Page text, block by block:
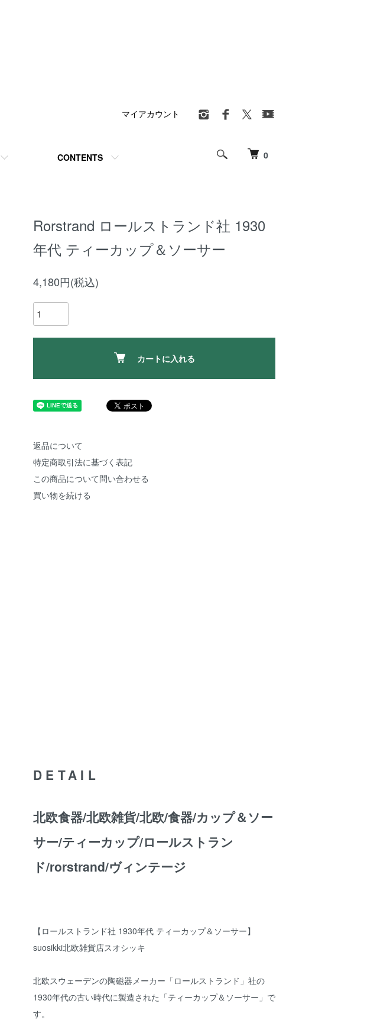
0
CONTENTS
マイアカウント
Rorstrand ロールストランド社 1930
年代 ティーカップ＆ソーサー
4,180円(税込)
カートに入れる
返品について
特定商取引法に基づく表記
この商品について問い合わせる
買い物を続ける
DETAIL
北欧食器/北欧雑貨/北欧/食器/カップ＆ソー
サー/ティーカップ/ロールストラン
ド/rorstrand/ヴィンテージ
【ロールストランド社 1930年代 ティーカップ＆ソーサー】
suosikki北欧雑貨店スオシッキ
北欧スウェーデンの陶磁器メーカー「ロールストランド」社の
1930年代の古い時代に製造された「ティーカップ＆ソーサー」で
す。